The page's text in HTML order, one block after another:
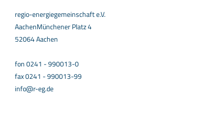
regio-energiegemeinschaft e.V.
AachenMünchener Platz 4
52064 Aachen
fon 0241 - 990013-0
fax 0241 - 990013-99
info@r-eg.de